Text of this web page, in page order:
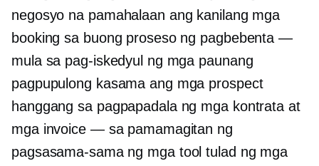
negosyo na pamahalaan ang kanilang mga
booking sa buong proseso ng pagbebenta —
mula sa pag-iskedyul ng mga paunang
pagpupulong kasama ang mga prospect
hanggang sa pagpapadala ng mga kontrata at
mga invoice — sa pamamagitan ng
pagsasama-sama ng mga tool tulad ng mga